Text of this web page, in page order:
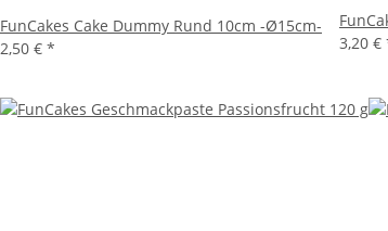
FunCakes Cake Dummy Rund 10cm -Ø15cm-
2,50 € *
3,20 €